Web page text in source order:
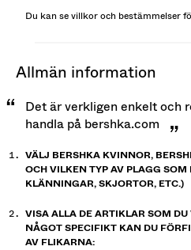
Du kan se villkor och bestämmelser
allmän information
Det är verkligen enkelt och
handla på bershka.com
VÄLJ BERSHKA KVINNOR,
OCH VILKEN TYP AV PLAGG SOM
KLÄNNINGAR, SKJORTOR, ETC.)
VISA ALLA DE ARTIKLAR SOM
NÅGOT SPECIFIKT KAN DU
AV FLIKARNA: